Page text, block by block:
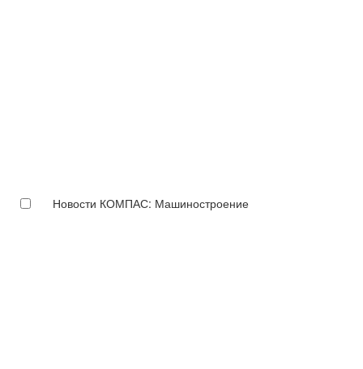
Новости КОМПАС: Машиностроение